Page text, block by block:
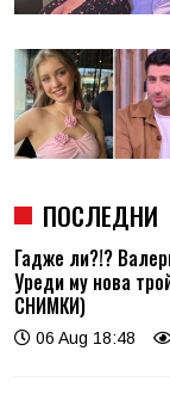
ПОСЛЕДНИ
Гадже ли?!?
Уреди му нова
СНИМКИ)
06 Aug 18:48